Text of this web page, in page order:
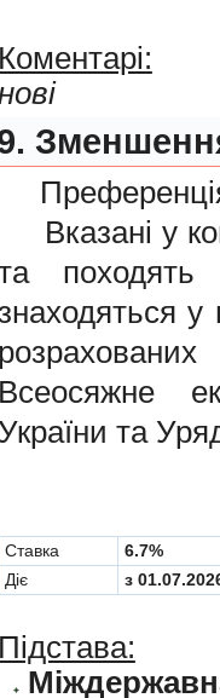
Коментарі:
Вказані у
походять
у
Всеосяжне
України та
Cтавка
6.7%
Діє
з
Підстава: